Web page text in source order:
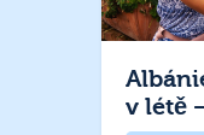
v létě